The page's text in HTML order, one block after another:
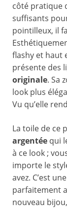
côté pratique
suffisants
pointilleux, il
flashy et haut
présente des
originale. Sa
look plus
Vu qu’elle
La toile de ce
argentée qui
à ce look ;
importe le
avez. C’est
parfaitement
nouveau